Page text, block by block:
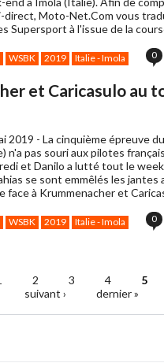
direct, Moto-Net.Com vous
Supersport à l'issue de la
WSBK 2019 Italie - Imola 0
et Caricasulo au
2019 - La cinquième épreuve
n'a pas souri aux pilotes
et Danilo a lutté tout le
se sont emmêlés les jantes
face à Krummenacher et
WSBK 2019 Italie - Imola 0
2 3 4 5
suivant ›
dernier »